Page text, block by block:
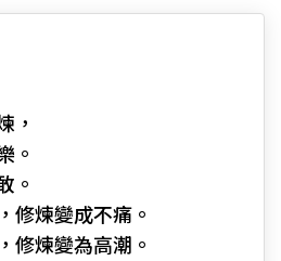
，
。
。
修煉變成不痛。
修煉變為高潮。